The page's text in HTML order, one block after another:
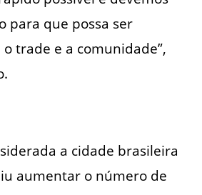
para que possa ser
trade e a comunidade”,
a cidade brasileira
aumentar o número de